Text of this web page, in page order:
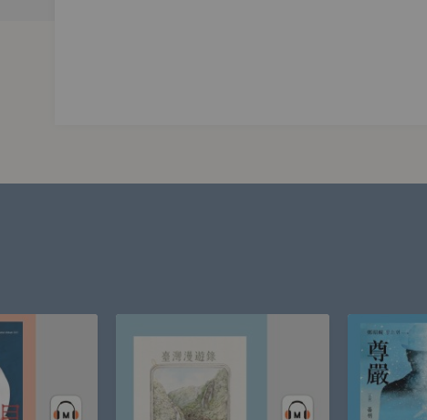
深深地擁抱。
後來竟也成了廣播節目主持人！
以為她是個無所畏懼的傻大姐。
次璽恩談起自己的童年、要求完美的性格……讓我驚呼連連：「
是個「心中OS女王」，我想我也不遑多讓了。